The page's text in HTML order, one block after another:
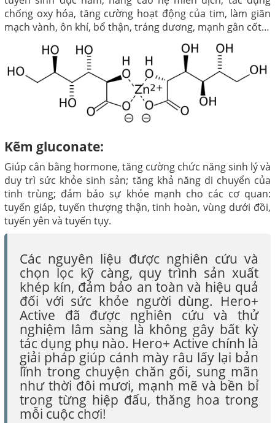
chống oxy hóa, tăng cường hoạt động của tim, làm giãn
mạch vành, ôn khí, bổ thận, tráng dương, mạnh gân cốt…
Kẽm gluconate:
Giúp cân bằng hormone, tăng cường chức năng sinh lý và
duy trì sức khỏe sinh sản; tăng khả năng di chuyển của
tinh trùng; đảm bảo sự khỏe mạnh cho các cơ quan:
tuyến giáp, tuyến thượng thận, tinh hoàn, vùng dưới đồi,
tuyến yên và tuyến tụy.
Các nguyên liệu được nghiên cứu và
chọn lọc kỹ càng, quy trình sản xuất
khép kín, đảm bảo an toàn và hiệu quả
đối với sức khỏe người dùng. Hero+
Active đã được nghiên cứu và thử
nghiệm lâm sàng là không gây bất kỳ
tác dụng phụ nào. Hero+ Active chính là
giải pháp giúp cánh mày râu lấy lại bản
lĩnh trong chuyện chăn gối, sung mãn
như thời đôi mươi, mạnh mẽ và bền bỉ
trong từng hiệp đấu, thăng hoa trong
mỗi cuộc chơi!